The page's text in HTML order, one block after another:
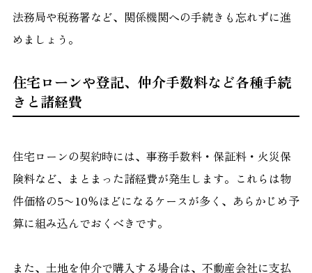
法務局や税務署など、関係機関への手続きも忘れずに進
めましょう。
住宅ローンや登記、仲介手数料など各種手続
きと諸経費
住宅ローンの契約時には、事務手数料・保証料・火災保
険料など、まとまった諸経費が発生します。これらは物
件価格の5〜10％ほどになるケースが多く、あらかじめ予
算に組み込んでおくべきです。
また、土地を仲介で購入する場合は、不動産会社に支払